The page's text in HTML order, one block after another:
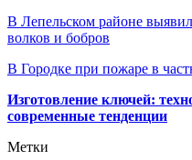
В Лепельском районе
волков и бобров
В Городке при пожаре в
Изготовление ключей:
современные тенденции
Метки